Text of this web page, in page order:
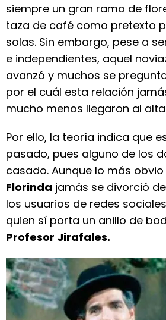
siempre un gran ramo de
taza de café como pretexto
solas. Sin embargo, pese a
e independientes, aquel
avanzó y muchos se
por el cuál esta relación
mucho menos llegaron al
Por ello, la teoría indica que
pasado, pues alguno de los
casado. Aunque lo más
Florinda jamás se divorció
los usuarios de redes
quien sí porta un anillo de
Profesor Jirafales.